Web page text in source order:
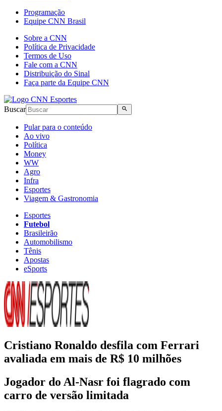
Programação
Equipe CNN Brasil
Sobre a CNN
Política de Privacidade
Termos de Uso
Fale com a CNN
Distribuição do Sinal
Faça parte da Equipe CNN
Buscar
Pular para o conteúdo
Ao vivo
Política
Money
WW
Agro
Infra
Esportes
Viagem & Gastronomia
Esportes
Futebol
Brasileirão
Automobilismo
Tênis
Apostas
eSports
Cristiano Ronaldo desfila com Ferrari
avaliada em mais de R$ 10 milhões
Jogador do Al-Nasr foi flagrado com
carro de versão limitada